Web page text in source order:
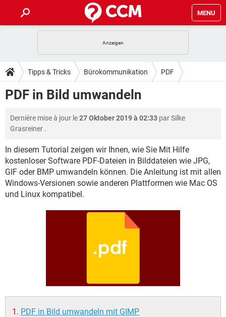
MENU
ANDROID IOS
WINDOWS 10 INSTAGRAM
FACEBOOK
TIPPS & TRICKS
SPIELE STREAMING
ANDROID IOS
WINDOWS 10 INSTAGRAM
FACEBOOK HARDWARE
DOWNLOADS
ANDROID
WHATSAPP TIKTOK
FACEBOOK HARDWARE
FORUM
ANDROID IOS
WINDOWS 10 INSTAGRAM
WHATSAPP TIKTOK
SPIELE STREAMING
ANDROID
WINDOWS 10
TIKTOK
HARDWARE
Tipps & Tricks Bürokommunikation PDF
PDF in Bild umwandeln
Dernière mise à jour le27 Oktober 2019 à 02:33 parSilke
Grasreiner .
In diesem Tutorial zeigen wir Ihnen, wie Sie Mit Hilfe
kostenloser Software PDF-Dateien in Bilddateien wie JPG,
GIF oder BMP umwandeln können. Die Anleitung ist mit allen
Windows-Versionen sowie anderen Plattformen wie Mac OS
und Linux kompatibel.
PDF in Bild umwandeln mit GIMP